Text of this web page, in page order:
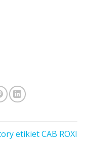
etikiet CAB ROXI